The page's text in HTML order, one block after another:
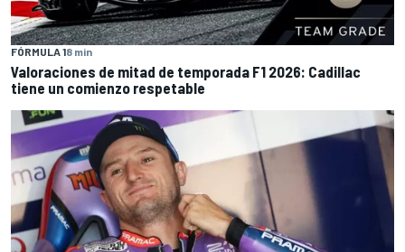
FÓRMULA 18 min
Valoraciones de mitad de temporada F1 2026: Cadillac
tiene un comienzo respetable